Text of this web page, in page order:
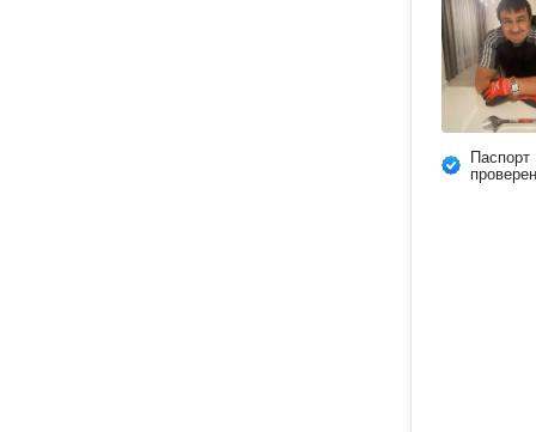
Паспорт
проверен